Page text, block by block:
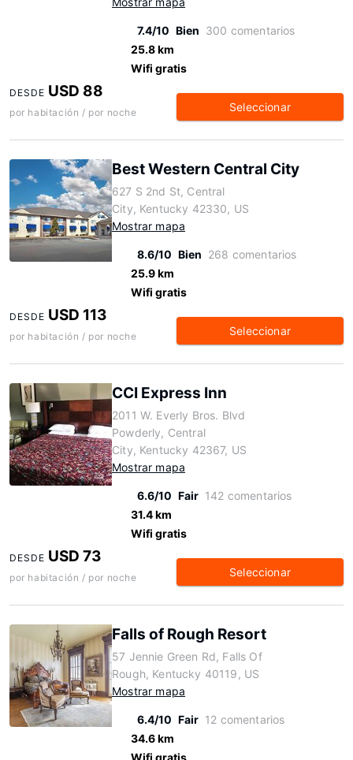
7.4/10 Bien 300 comentarios
25.8 km
Wifi gratis
DESDE USD 88
por habitación / por noche Seleccionar
Best Western Central City
627 S 2nd St, Central
City, Kentucky 42330, US
Mostrar mapa
8.6/10 Bien 268 comentarios
25.9 km
Wifi gratis
DESDE USD 113
por habitación / por noche Seleccionar
CCI Express Inn
2011 W. Everly Bros. Blvd
Powderly, Central
City, Kentucky 42367, US
Mostrar mapa
6.6/10 Fair 142 comentarios
31.4 km
Wifi gratis
DESDE USD 73
por habitación / por noche Seleccionar
Falls of Rough Resort
57 Jennie Green Rd, Falls Of
Rough, Kentucky 40119, US
Mostrar mapa
6.4/10 Fair 12 comentarios
34.6 km
Wifi gratis